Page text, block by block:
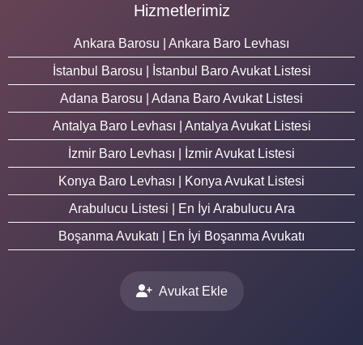
Hizmetlerimiz
Ankara Barosu | Ankara Baro Levhası
İstanbul Barosu | İstanbul Baro Avukat Listesi
Adana Barosu | Adana Baro Avukat Listesi
Antalya Baro Levhası | Antalya Avukat Listesi
İzmir Baro Levhası | İzmir Avukat Listesi
Konya Baro Levhası | Konya Avukat Listesi
Arabulucu Listesi | En İyi Arabulucu Ara
Boşanma Avukatı | En İyi Boşanma Avukatı
Avukat Ekle